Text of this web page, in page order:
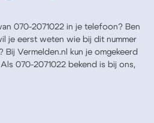
070-2071022 in je telefoon? Ben
je eerst weten wie bij dit nummer
Vermelden.nl kun je omgekeerd
070-2071022 bekend is bij ons,